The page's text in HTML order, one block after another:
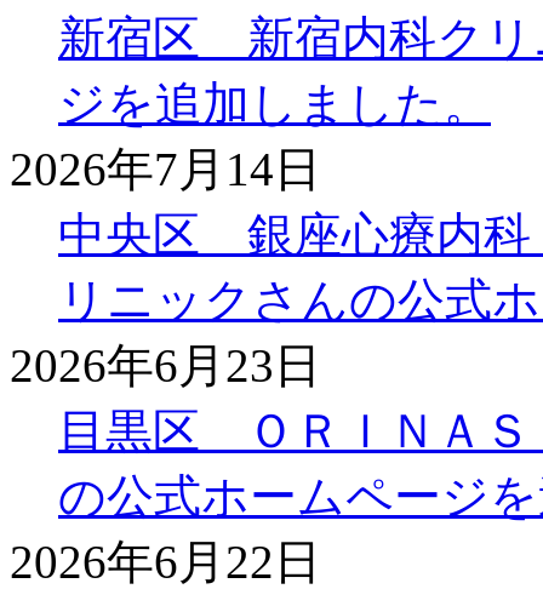
新宿区 新宿内科クリ
ジを追加しました。
2026年7月14日
中央区 銀座心療内科
リニックさんの公式
2026年6月23日
目黒区 ＯＲＩＮＡ
の公式ホームページ
2026年6月22日